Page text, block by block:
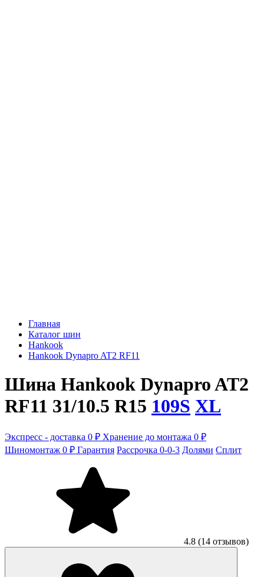
Главная
Каталог шин
Hankook
Hankook Dynapro AT2 RF11
Шина Hankook Dynapro AT2
RF11 31/10.5 R15 109S XL
Экспресс - доставка 0 ₽ Хранение до монтажа 0 ₽
Шиномонтаж 0 ₽ Гарантия Рассрочка 0-0-3 Долями Сплит
4.8 (14 отзывов)